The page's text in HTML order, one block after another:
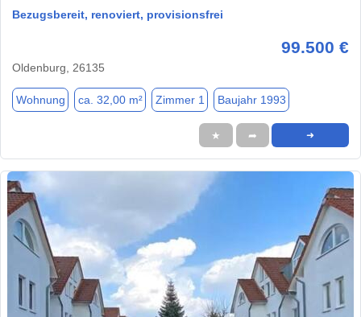
Bezugsbereit, renoviert, provisionsfrei
99.500 €
Oldenburg, 26135
Wohnung ca. 32,00 m² Zimmer 1 Baujahr 1993
★ ➦ ➜